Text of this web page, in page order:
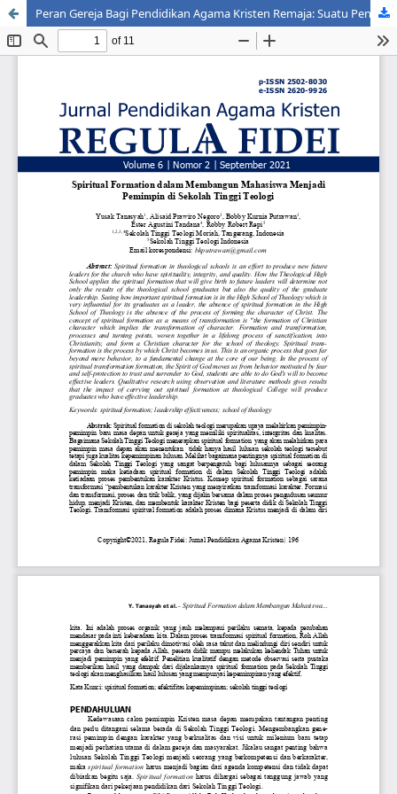
Peran Gereja Bagi Pendidikan Agama Kristen Remaja: Suatu Pendidikan Transformasi Sosial